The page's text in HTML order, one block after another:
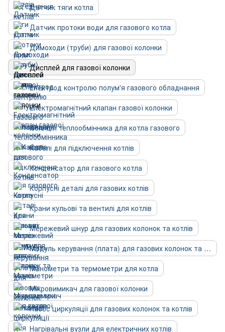
Датчик тяги котла
Датчик протоки води для газового котла
Димоходи (труби) для газової колонки
Дисплей для газової колонки
Електрод контролю полум'я газового обладнання
Електромагнітний клапан газової колонки
Ізоляція теплообмінника для котла газового
Кабелі для підключення котлів
Конденсатор для газового котла
Корпусні деталі для газових котлів
Крани кульові та вентилі для котлів
Мережевий шнур для газових колонок та котлів
Модуль керування (плата) для газових колонок та котлів
Манометри та термометри для котла
Мікровимикач для газової колонки
Насос циркуляції для газових колонок та котлів
Нагрівальні вузли для електричних котлів